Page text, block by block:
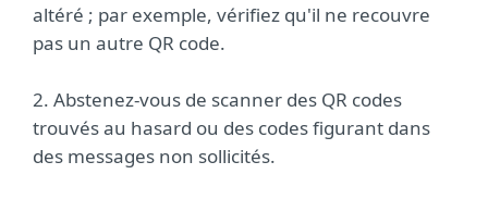
altéré ; par exemple, vérifiez qu'il ne recouvre
pas un autre QR code.
2. Abstenez-vous de scanner des QR codes
trouvés au hasard ou des codes figurant dans
des messages non sollicités.